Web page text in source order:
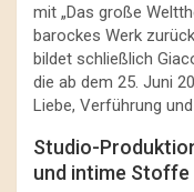
mit „Das große
barockes Werk
bildet schließlich
die ab dem 25. Juni
Liebe, Verführung
Studio-
und intime Stoffe